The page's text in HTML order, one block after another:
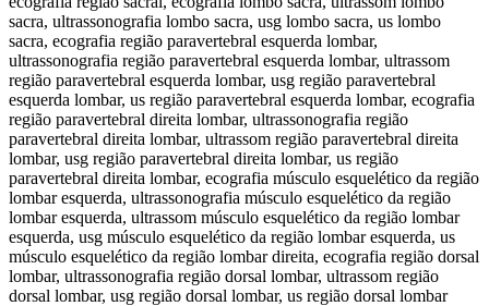
sacra, ultrassonografia lombo sacra, usg lombo sacra, us lombo
sacra, ecografia região paravertebral esquerda lombar,
ultrassonografia região paravertebral esquerda lombar, ultrassom
região paravertebral esquerda lombar, usg região paravertebral
esquerda lombar, us região paravertebral esquerda lombar, ecografia
região paravertebral direita lombar, ultrassonografia região
paravertebral direita lombar, ultrassom região paravertebral direita
lombar, usg região paravertebral direita lombar, us região
paravertebral direita lombar, ecografia músculo esquelético da região
lombar esquerda, ultrassonografia músculo esquelético da região
lombar esquerda, ultrassom músculo esquelético da região lombar
esquerda, usg músculo esquelético da região lombar esquerda, us
músculo esquelético da região lombar direita, ecografia região dorsal
lombar, ultrassonografia região dorsal lombar, ultrassom região
dorsal lombar, usg região dorsal lombar, us região dorsal lombar